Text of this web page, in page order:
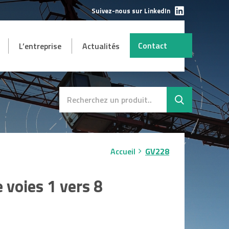
et
AUTRES
Destockage
L’entreprise Actualités Contact
Suivez-nous sur LinkedIn
Accueil GV228
1 vers 8